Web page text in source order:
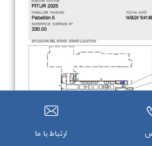
ارتباط با ما